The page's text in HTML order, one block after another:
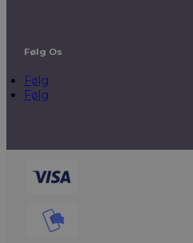
Følg Os
Følg
Følg